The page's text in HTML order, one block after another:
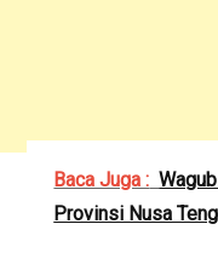
Baca Juga :
Provinsi Nusa